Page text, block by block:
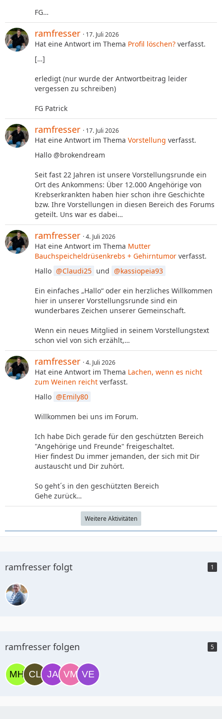
FG…
ramfresser 17. Juli 2026
Hat eine Antwort im Thema Profil löschen? verfasst.
[…]
erledigt (nur wurde der Antwortbeitrag leider
vergessen zu schreiben)
FG Patrick
ramfresser 17. Juli 2026
Hat eine Antwort im Thema Vorstellung verfasst.
Hallo @brokendream
Seit fast 22 Jahren ist unsere Vorstellungsrunde ein
Ort des Ankommens: Über 12.000 Angehörige von
Krebserkrankten haben hier schon ihre Geschichte
bzw. Ihre Vorstellungen in diesen Bereich des Forums
geteilt. Uns war es dabei…
ramfresser 4. Juli 2026
Hat eine Antwort im Thema Mutter
Bauchspeicheldrüsenkrebs + Gehirntumor verfasst.
Hallo
Claudi25 und kassiopeia93
Ein einfaches „Hallo“ oder ein herzliches Willkommen
hier in unserer Vorstellungsrunde sind ein
wunderbares Zeichen unserer Gemeinschaft.
Wenn ein neues Mitglied in seinem Vorstellungstext
schon viel von sich erzählt,…
ramfresser 4. Juli 2026
Hat eine Antwort im Thema Lachen, wenn es nicht
zum Weinen reicht verfasst.
Hallo
Emily80
Willkommen bei uns im Forum.
Ich habe Dich gerade für den geschützten Bereich
"Angehörige und Freunde" freigeschaltet.
Hier findest Du immer jemanden, der sich mit Dir
austauscht und Dir zuhört.
So geht´s in den geschützten Bereich
Gehe zurück…
Weitere Aktivitäten
ramfresser folgt 1
ramfresser folgen 5